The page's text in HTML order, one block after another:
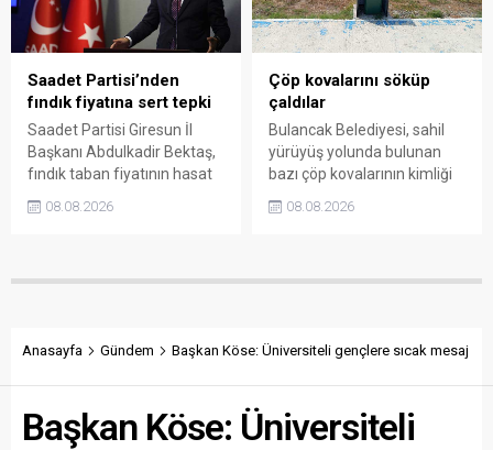
yüzde 50’ye ulaşan fiyat
farklarının araştırılması
gerektiğini söyledi.
Saadet Partisi’nden
fındık fiyatına sert tepki
Saadet Partisi Giresun İl
Başkanı Abdulkadir Bektaş,
fındık taban fiyatının hasat
açıklanmamasına tepki
belirterek üreticiyi memnun
savundu.
08.08.2026
Çöp kovalarını söküp
çaldılar
Bulancak Belediyesi, sahil
yürüyüş yolunda bulunan
bazı çöp kovalarının kimliği
sökülerek çalındığını açıkladı.
vatandaşlardan ihbar
08.08.2026
Anasayfa Gündem Başkan Köse: Üniversiteli gençlere sıcak mesaj
Başkan Köse: Üniversiteli